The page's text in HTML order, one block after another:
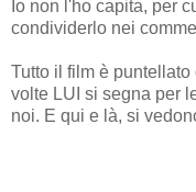
Io non l'ho capita, per
condividerlo nei
Tutto il film è
volte LUI si segna per
noi. E qui e là, si